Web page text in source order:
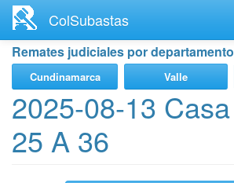
contenido
principal
ColSubastas
Remates judiciales por
Cundinamarca Valle
2025-08-13
25 A 36